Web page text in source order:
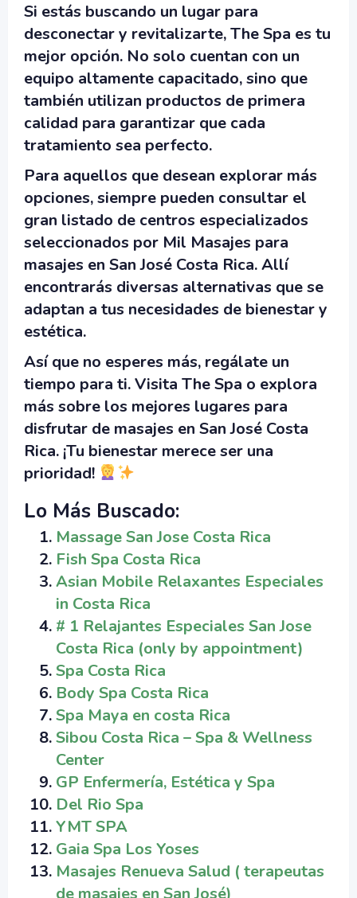
Si estás buscando un lugar para
desconectar y revitalizarte,The Spa es tu
mejor opción. No solo cuentan con un
equipo altamente capacitado, sino que
también utilizan productos de primera
calidad para garantizar que cada
tratamiento sea perfecto.
Para aquellos que desean explorar más
opciones, siempre pueden consultar el
gran listado de centros especializados
seleccionados por Mil Masajes para
masajes en San José Costa Rica. Allí
encontrarás diversas alternativas que se
adaptan a tus necesidades de bienestar y
estética.
Así que no esperes más, regálate un
tiempo para ti. Visita The Spa o explora
más sobre los mejores lugares para
disfrutar de masajes en San José Costa
Rica. ¡Tu bienestar merece ser una
prioridad!
Lo Más Buscado:
Massage San Jose Costa Rica
Fish Spa Costa Rica
Asian Mobile Relaxantes Especiales
in Costa Rica
# 1 Relajantes Especiales San Jose
Costa Rica (only by appointment)
Spa Costa Rica
Body Spa Costa Rica
Spa Maya en costa Rica
Sibou Costa Rica – Spa & Wellness
Center
GP Enfermería, Estética y Spa
Del Rio Spa
YMT SPA
Gaia Spa Los Yoses
Masajes Renueva Salud ( terapeutas
de masajes en San José)